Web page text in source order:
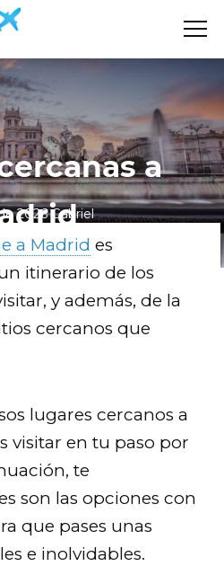
2026 Gabriel
a
a Madrid es
itinerario de los
y además, de la
cercanos que
lugares cercanos a
visitar en tu paso por
te
son las opciones con
que pases unas
e inolvidables.